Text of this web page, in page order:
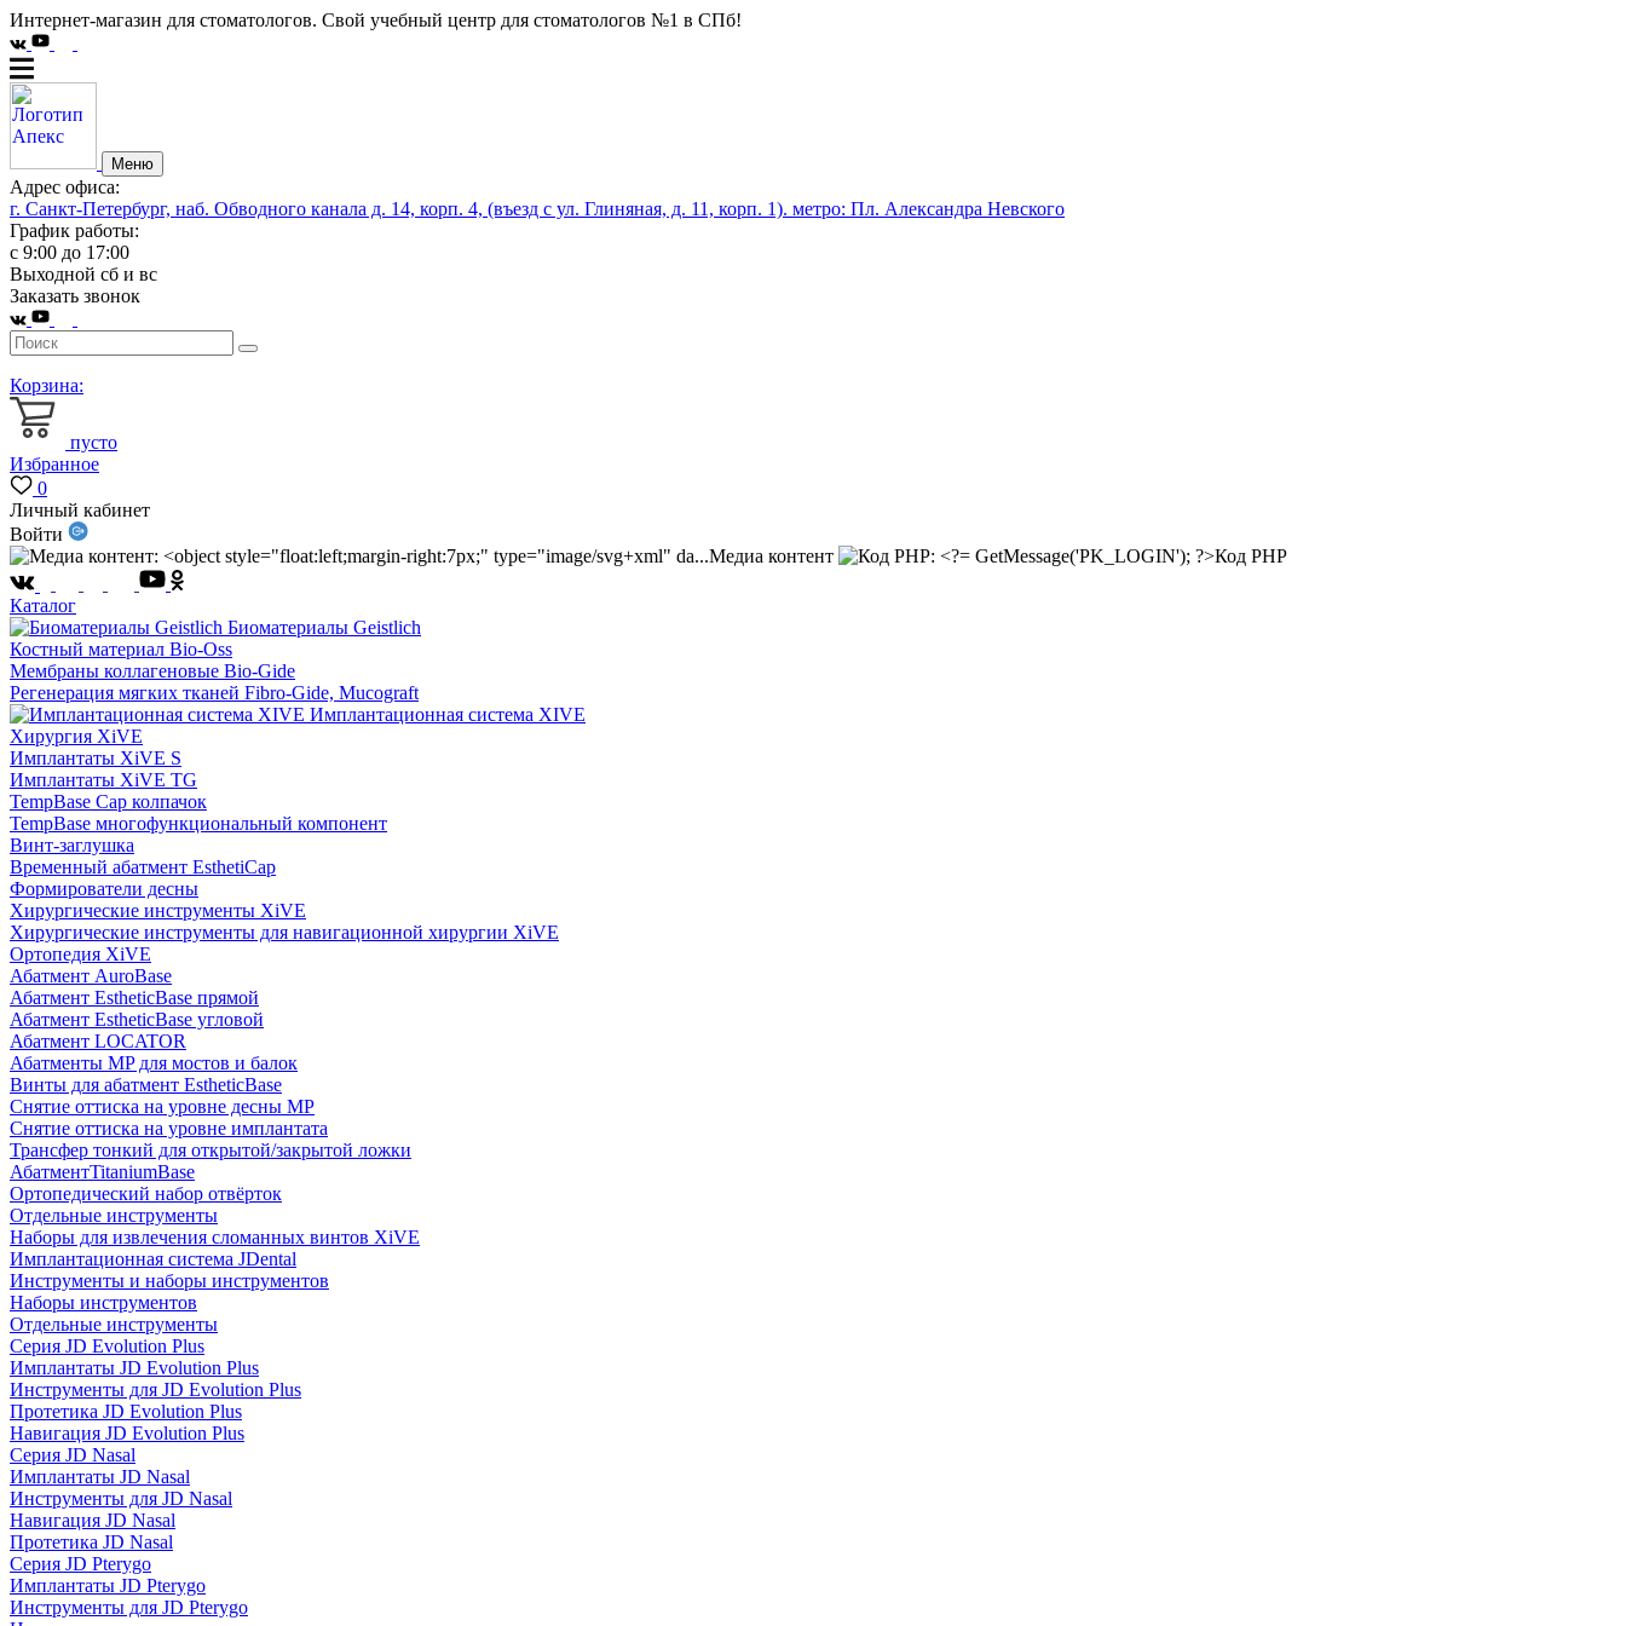
Интернет-магазин для стоматологов. Свой учебный центр для стоматологов №1 в СПб!
Меню
Адрес офиса:
г. Санкт-Петербург, наб. Обводного канала д. 14, корп. 4, (въезд с ул. Глиняная, д. 11, корп. 1). метро: Пл. Александра Невского
График работы:
с 9:00 до 17:00
Выходной сб и вс
Заказать звонок
Корзина:
пусто
Избранное
0
Личный кабинет
Войти
Медиа контент
Код PHP
Каталог
Биоматериалы Geistlich
Костный материал Bio-Oss
Мембраны коллагеновые Bio-Gide
Регенерация мягких тканей Fibro-Gide, Mucograft
Имплантационная система XIVE
Хирургия XiVE
Имплантаты XiVE S
Имплантаты XiVE TG
TempBase Cap колпачок
TempBase многофункциональный компонент
Винт-заглушка
Временный абатмент EsthetiCap
Формирователи десны
Хирургические инструменты XiVE
Хирургические инструменты для навигационной хирургии XiVE
Ортопедия XiVE
Абатмент AuroBase
Абатмент EstheticBase прямой
Абатмент EstheticBase угловой
Абатмент LOCATOR
Абатменты MP для мостов и балок
Винты для абатмент EstheticBase
Снятие оттиска на уровне десны MP
Снятие оттиска на уровне имплантата
Трансфер тонкий для открытой/закрытой ложки
АбатментTitaniumBase
Ортопедический набор отвёрток
Отдельные инструменты
Наборы для извлечения сломанных винтов XiVE
Имплантационная система JDental
Инструменты и наборы инструментов
Наборы инструментов
Отдельные инструменты
Серия JD Evolution Plus
Имплантаты JD Evolution Plus
Инструменты для JD Evolution Plus
Протетика JD Evolution Plus
Навигация JD Evolution Plus
Серия JD Nasal
Имплантаты JD Nasal
Инструменты для JD Nasal
Навигация JD Nasal
Протетика JD Nasal
Серия JD Pterygo
Имплантаты JD Pterygo
Инструменты для JD Pterygo